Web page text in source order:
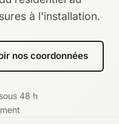
à l'installation.
nos coordonnées
48 h